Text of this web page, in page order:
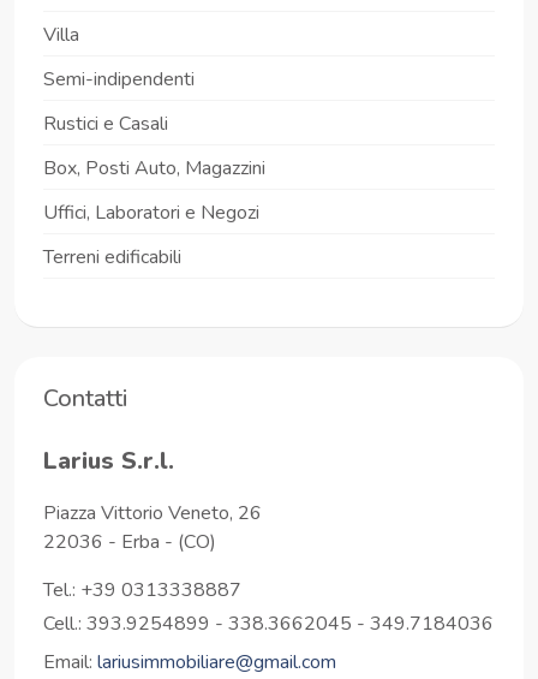
Villa
Semi-indipendenti
Rustici e Casali
Box, Posti Auto, Magazzini
Uffici, Laboratori e Negozi
Terreni edificabili
Contatti
Larius S.r.l.
Piazza Vittorio Veneto, 26
22036 - Erba - (CO)
Tel.: +39 0313338887
Cell.: 393.9254899 - 338.3662045 - 349.7184036
Email: lariusimmobiliare@gmail.com